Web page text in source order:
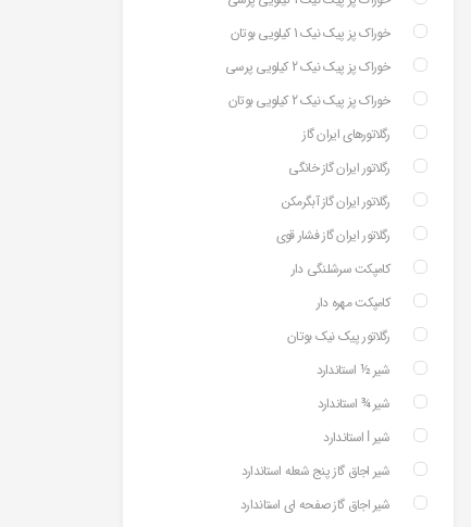
خوراک پز پیک نیک 1 کیلویی بوتان
خوراک پز پیک نیک 2 کیلویی پرسی
خوراک پز پیک نیک 2 کیلویی بوتان
رگلاتورهای ایران گاز
رگلاتور ایران گاز خانگی
رگلاتور ایران گاز آبگرمکن
رگلاتور ایران گاز فشار قوی
کامپکت سرشلنگی دار
کامپکت مهره دار
رگلاتور پیک نیک بوتان
شیر ½ استاندارد
شیر ¾ استاندارد
شیر ⅼ استاندارد
شیر اجاق گاز پنج شعله استاندارد
شیر اجاق گاز صفحه ای استاندارد